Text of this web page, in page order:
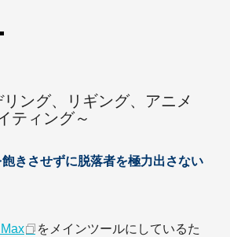
ング、リギング、アニメ
ティング～
きさせずに脱落者を極力出さない
をメインツールにしているた